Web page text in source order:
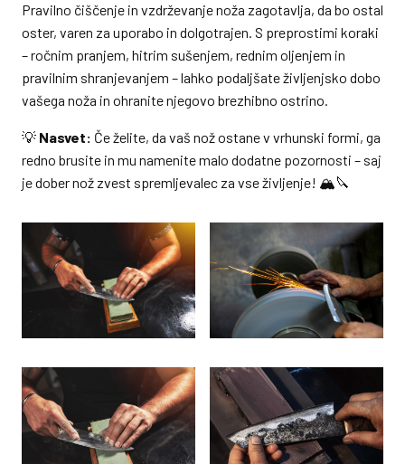
Pravilno čiščenje in vzdrževanje noža zagotavlja, da bo ostal
oster, varen za uporabo in dolgotrajen. S preprostimi koraki
– ročnim pranjem, hitrim sušenjem, rednim oljenjem in
pravilnim shranjevanjem – lahko podaljšate življenjsko dobo
vašega noža in ohranite njegovo brezhibno ostrino.
💡 Nasvet: Če želite, da vaš nož ostane v vrhunski formi, ga
redno brusite in mu namenite malo dodatne pozornosti – saj
je dober nož zvest spremljevalec za vse življenje! 🏔️🔪